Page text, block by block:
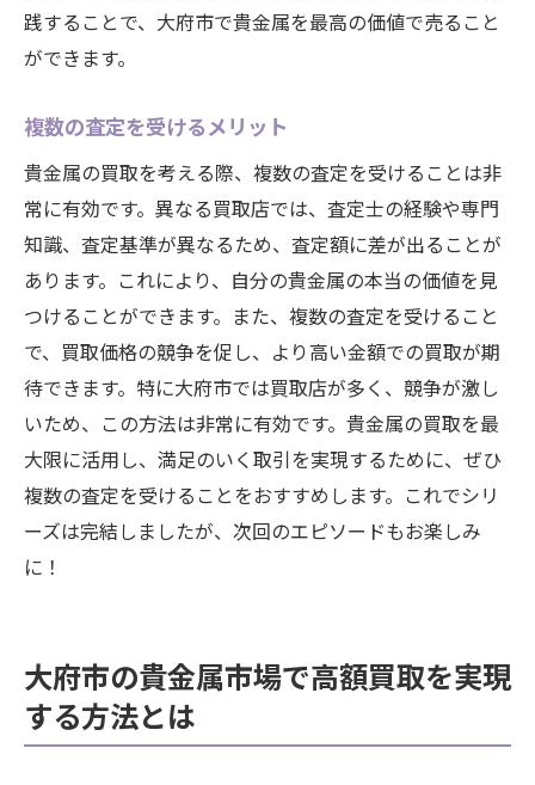
践することで、大府市で貴金属を最高の価値で売ること
ができます。
複数の査定を受けるメリット
貴金属の買取を考える際、複数の査定を受けることは非
常に有効です。異なる買取店では、査定士の経験や専門
知識、査定基準が異なるため、査定額に差が出ることが
あります。これにより、自分の貴金属の本当の価値を見
つけることができます。また、複数の査定を受けること
で、買取価格の競争を促し、より高い金額での買取が期
待できます。特に大府市では買取店が多く、競争が激し
いため、この方法は非常に有効です。貴金属の買取を最
大限に活用し、満足のいく取引を実現するために、ぜひ
複数の査定を受けることをおすすめします。これでシリ
ーズは完結しましたが、次回のエピソードもお楽しみ
に！
大府市の貴金属市場で高額買取を実現
する方法とは